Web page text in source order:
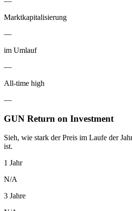
Marktkapitalisierung
—
im Umlauf
—
All-time high
—
GUN Return on Investment
Sieh, wie stark der Preis im Laufe der
ist.
1 Jahr
N/A
3 Jahre